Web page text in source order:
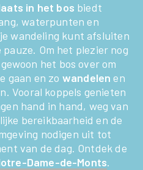
in het bos biedt
waterpunten en
wandeling kunt afsluiten
Om het plezier nog
het bos over om
gaan en zo wandelen en
Vooral koppels genieten
hand in hand, weg van
bereikbaarheid en de
nodigen uit tot
van de dag. Ontdek de
Dame-de-Monts.